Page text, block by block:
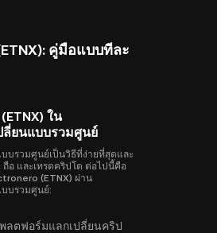
คู่มือแบบทีละ
ใน
ยนแบบรวมศูนย์
บรวมศูนย์เป็นวิธีที่ง่ายที่สุดและ
อ และเทรดคริปโต ต่อไปนี้คือ
(ETNX) ผ่าน
บรวมศูนย์:
ลตฟอร์มแลกเปลี่ยนคริป